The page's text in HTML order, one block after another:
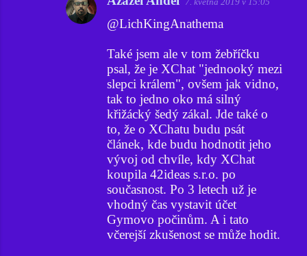
@LichKingAnathema
Také jsem ale v tom žebříčku
psal, že je XChat "jednooký mezi
slepci králem", ovšem jak vidno,
tak to jedno oko má silný
křižácký šedý zákal. Jde také o
to, že o XChatu budu psát
článek, kde budu hodnotit jeho
vývoj od chvíle, kdy XChat
koupila 42ideas s.r.o. po
současnost. Po 3 letech už je
vhodný čas vystavit účet
Gymovo počinům. A i tato
včerejší zkušenost se může hodit.